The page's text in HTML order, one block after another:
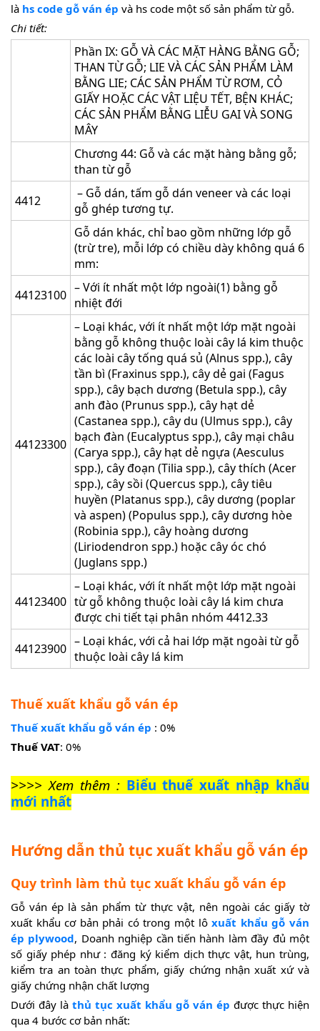
là hs code gỗ ván ép và hs code một số sản phẩm từ gỗ.
Chi tiết:
Phần IX: GỖ VÀ CÁC MẶT HÀNG BẰNG GỖ;
THAN TỪ GỖ; LIE VÀ CÁC SẢN PHẨM LÀM
BẰNG LIE; CÁC SẢN PHẨM TỪ RƠM, CỎ
GIẤY HOẶC CÁC VẬT LIỆU TẾT, BỆN KHÁC;
CÁC SẢN PHẨM BẰNG LIỄU GAI VÀ SONG
MÂY
Chương 44: Gỗ và các mặt hàng bằng gỗ;
than từ gỗ
4412
– Gỗ dán, tấm gỗ dán veneer và các loại
gỗ ghép tương tự.
Gỗ dán khác, chỉ bao gồm những lớp gỗ
(trừ tre), mỗi lớp có chiều dày không quá 6
mm:
44123100 – Với ít nhất một lớp ngoài(1) bằng gỗ
nhiệt đới
44123300
– Loại khác, với ít nhất một lớp mặt ngoài
bằng gỗ không thuộc loài cây lá kim thuộc
các loài cây tống quá sủ (Alnus spp.), cây
tần bì (Fraxinus spp.), cây dẻ gai (Fagus
spp.), cây bạch dương (Betula spp.), cây
anh đào (Prunus spp.), cây hạt dẻ
(Castanea spp.), cây du (Ulmus spp.), cây
bạch đàn (Eucalyptus spp.), cây mại châu
(Carya spp.), cây hạt dẻ ngựa (Aesculus
spp.), cây đoạn (Tilia spp.), cây thích (Acer
spp.), cây sồi (Quercus spp.), cây tiêu
huyền (Platanus spp.), cây dương (poplar
và aspen) (Populus spp.), cây dương hòe
(Robinia spp.), cây hoàng dương
(Liriodendron spp.) hoặc cây óc chó
(Juglans spp.)
44123400
– Loại khác, với ít nhất một lớp mặt ngoài
từ gỗ không thuộc loài cây lá kim chưa
được chi tiết tại phân nhóm 4412.33
44123900 – Loại khác, với cả hai lớp mặt ngoài từ gỗ
thuộc loài cây lá kim
Thuế xuất khẩu gỗ ván ép
Thuế xuất khẩu gỗ ván ép : 0%
Thuế VAT: 0%
>>>> Xem thêm : Biểu thuế xuất nhập khẩu
mới nhất
Hướng dẫn thủ tục xuất khẩu gỗ ván ép
Quy trình làm thủ tục xuất khẩu gỗ ván ép
Gỗ ván ép là sản phẩm từ thực vật, nên ngoài các giấy tờ
xuất khẩu cơ bản phải có trong một lôxuất khẩu gỗ ván
ép plywood, Doanh nghiệp cần tiến hành làm đầy đủ một
số giấy phép như : đăng ký kiểm dịch thực vật, hun trùng,
kiểm tra an toàn thực phẩm, giấy chứng nhận xuất xứ và
giấy chứng nhận chất lượng
Dưới đây là thủ tục xuất khẩu gỗ ván ép được thực hiện
qua 4 bước cơ bản nhất: